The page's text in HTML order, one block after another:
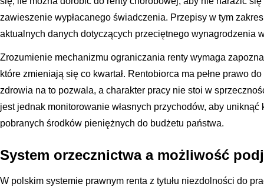
zawieszenie wypłacanego świadczenia. Przepisy w tym
aktualnych danych dotyczących przeciętnego wynagrodzenia
Zrozumienie mechanizmu ograniczania renty wymaga
które zmieniają się co kwartał. Rentobiorca ma pełne prawo
zdrowia na to pozwala, a charakter pracy nie stoi w
jest jednak monitorowanie własnych przychodów, aby
pobranych środków pieniężnych do budżetu państwa.
System orzecznictwa a możliwość
W polskim systemie prawnym renta z tytułu niezdolności do